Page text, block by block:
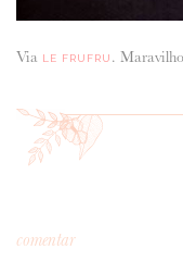
Via LE FRUFRU .
comentar